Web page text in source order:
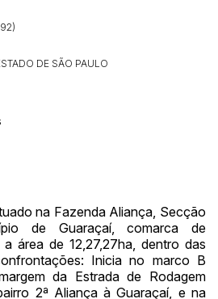
DE SÃO PAULO
na Fazenda Aliança, Secção
de Guaraçaí, comarca de
área de 12,27,27ha, dentro das
Inicia no marco B
da Estrada de Rodagem
2ª Aliança à Guaraçaí, e na